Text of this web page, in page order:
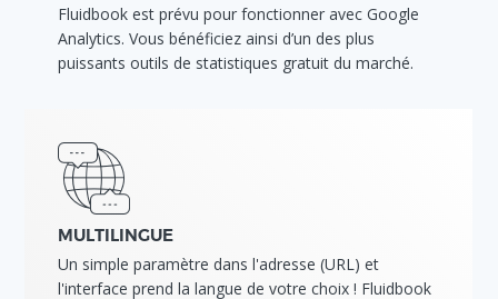
Fluidbook est prévu pour fonctionner avec Google
Analytics. Vous bénéficiez ainsi d’un des plus
puissants outils de statistiques gratuit du marché.
MULTILINGUE
Un simple paramètre dans l'adresse (URL) et
l'interface prend la langue de votre choix ! Fluidbook